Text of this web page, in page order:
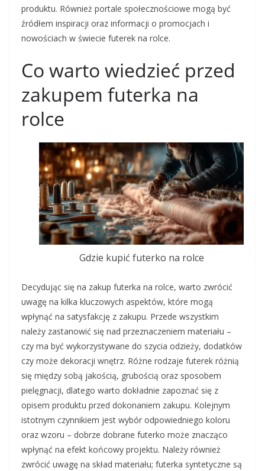
produktu. Również portale społecznościowe mogą być
źródłem inspiracji oraz informacji o promocjach i
nowościach w świecie futerek na rolce.
Co warto wiedzieć przed
zakupem futerka na
rolce
Gdzie kupić futerko na rolce
Decydując się na zakup futerka na rolce, warto zwrócić
uwagę na kilka kluczowych aspektów, które mogą
wpłynąć na satysfakcję z zakupu. Przede wszystkim
należy zastanowić się nad przeznaczeniem materiału –
czy ma być wykorzystywane do szycia odzieży, dodatków
czy może dekoracji wnętrz. Różne rodzaje futerek różnią
się między sobą jakością, grubością oraz sposobem
pielęgnacji, dlatego warto dokładnie zapoznać się z
opisem produktu przed dokonaniem zakupu. Kolejnym
istotnym czynnikiem jest wybór odpowiedniego koloru
oraz wzoru – dobrze dobrane futerko może znacząco
wpłynąć na efekt końcowy projektu. Należy również
zwrócić uwagę na skład materiału; futerka syntetyczne są